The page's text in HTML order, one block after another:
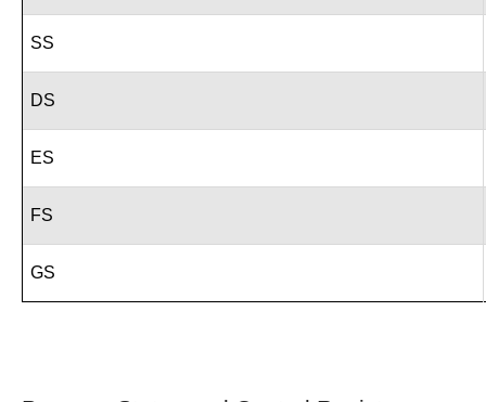
SS
DS
ES
FS
GS